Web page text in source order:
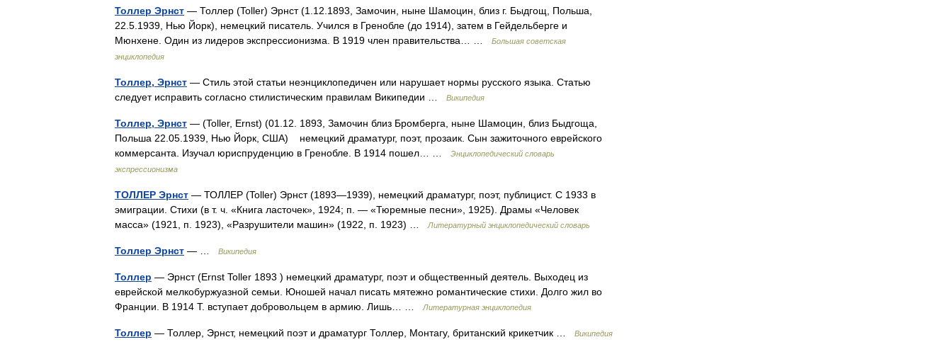
Толлер Эрнст — Толлер (Toller) Эрнст (1.12.1893, Замочин, ныне Шамоцин, близ г. Быдгощ, Польша,
22.5.1939, Нью Йорк), немецкий писатель. Учился в Гренобле (до 1914), затем в Гейдельберге и
Мюнхене. Один из лидеров экспрессионизма. В 1919 член правительства… …
Большая советская
энциклопедия
Толлер, Эрнст — Стиль этой статьи неэнциклопедичен или нарушает нормы русского языка. Статью
следует исправить согласно стилистическим правилам Википедии …
Википедия
Толлер, Эрнст — (Toller, Ernst) (01.12. 1893, Замочин близ Бромберга, ныне Шамоцин, близ Быдгоща,
Польша 22.05.1939, Нью Йорк, США) немецкий драматург, поэт, прозаик. Сын зажиточного еврейского
коммерсанта. Изучал юриспруденцию в Гренобле. В 1914 пошел… …
Энциклопедический словарь
экспрессионизма
ТОЛЛЕР Эрнст — ТОЛЛЕР (Toller) Эрнст (1893—1939), немецкий драматург, поэт, публицист. С 1933 в
эмиграции. Стихи (в т. ч. «Книга ласточек», 1924; п. — «Тюремные песни», 1925). Драмы «Человек
масса» (1921, п. 1923), «Разрушители машин» (1922, п. 1923) …
Литературный энциклопедический словарь
Толлер Эрнст — … Википедия
Толлер — Эрнст (Ernst Toller 1893 ) немецкий драматург, поэт и общественный деятель. Выходец из
еврейской мелкобуржуазной семьи. Юношей начал писать мятежно романтические стихи. Долго жил во
Франции. В 1914 Т. вступает добровольцем в армию. Лишь… …
Литературная энциклопедия
Толлер — Толлер, Эрнст, немецкий поэт и драматург Толлер, Монтагу, британский крикетчик … Википедия